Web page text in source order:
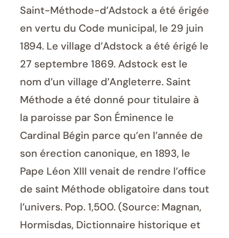
Saint-Méthode-d’Adstock a été érigée
en vertu du Code municipal, le 29 juin
1894. Le village d’Adstock a été érigé le
27 septembre 1869. Adstock est le
nom d’un village d’Angleterre. Saint
Méthode a été donné pour titulaire à
la paroisse par Son Éminence le
Cardinal Bégin parce qu’en l’année de
son érection canonique, en 1893, le
Pape Léon XIII venait de rendre l’office
de saint Méthode obligatoire dans tout
l’univers. Pop. 1,500. (Source: Magnan,
Hormisdas, Dictionnaire historique et